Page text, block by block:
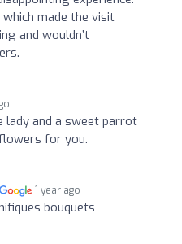
made the visit
and wouldn’t
lady and a sweet parrot
for you.
1 year ago
bouquets